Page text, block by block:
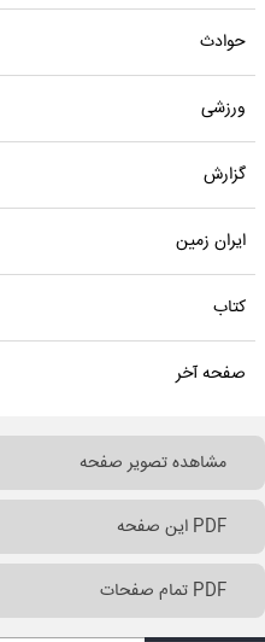
حوادث
ورزشی
گزارش
ایران زمین
کتاب
صفحه آخر
مشاهده تصویر صفحه
PDF این صفحه
PDF تمام صفحات